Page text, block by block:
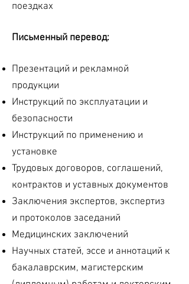
поездках
Письменный перевод:
Презентаций и рекламной
продукции
Инструкций по эксплуатации и
безопасности
Инструкций по применению и
установке
Трудовых договоров, соглашений,
контрактов и уставных документов
Заключения экспертов, экспертиз
и протоколов заседаний
Медицинских заключений
Научных статей, эссе и аннотаций к
бакалаврским, магистерским